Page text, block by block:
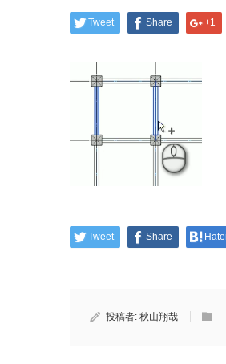
Tweet Share +1
Tweet Share
投稿者: 秋山翔哉